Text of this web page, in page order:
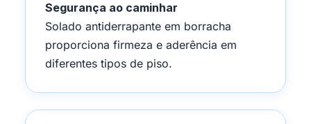
Segurança ao caminhar
Solado antiderrapante em borracha
proporciona firmeza e aderência em
diferentes tipos de piso.